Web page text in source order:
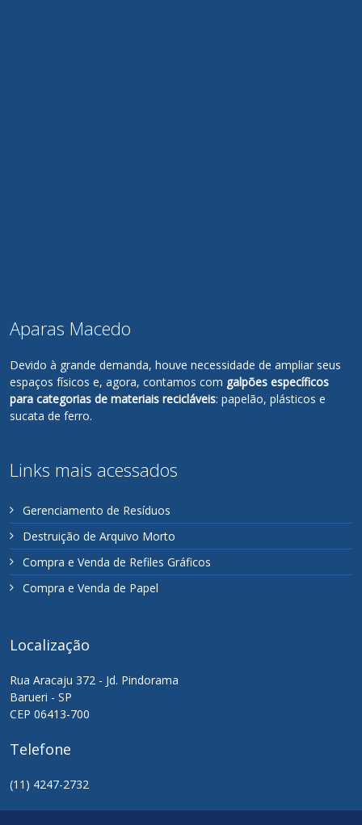
Aparas Macedo
Devido à grande demanda, houve necessidade de ampliar seus
espaços físicos e, agora, contamos com galpões específicos
para categorias de materiais recicláveis: papelão, plásticos e
sucata de ferro.
Links mais acessados
Gerenciamento de Resíduos
Destruição de Arquivo Morto
Compra e Venda de Refiles Gráficos
Compra e Venda de Papel
Localização
Rua Aracaju 372 - Jd. Pindorama
Barueri - SP
CEP 06413-700
Telefone
(11) 4247-2732